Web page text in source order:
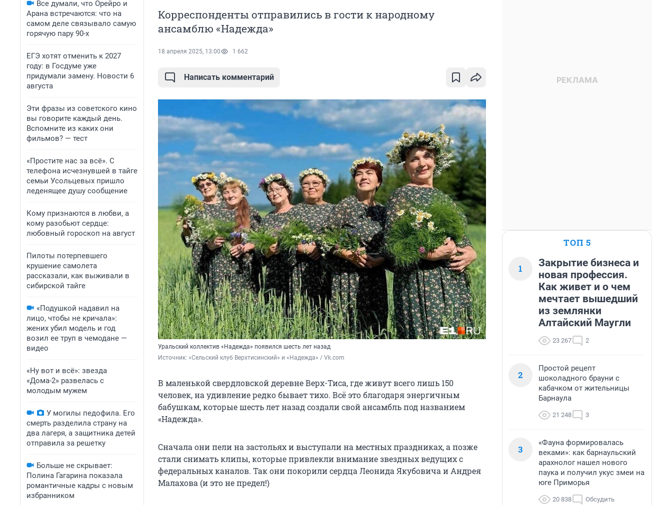
Все думали, что Орейро и
Арана встречаются: что на
самом деле связывало самую
горячую пару 90-х
ЕГЭ хотят отменить к 2027
году: в Госдуме уже
придумали замену. Новости 6
августа
Эти фразы из советского кино
вы говорите каждый день.
Вспомните из каких они
фильмов? — тест
«Простите нас за всё». С
телефона исчезнувшей в тайге
семьи Усольцевых пришло
леденящее душу сообщение
Кому признаются в любви, а
кому разобьют сердце:
любовный гороскоп на август
Пилоты потерпевшего
крушение самолета
рассказали, как выживали в
сибирской тайге
«Подушкой надавил на
лицо, чтобы не кричала»:
жених убил модель и год
возил ее труп в чемодане —
видео
«Ну вот и всё»: звезда
«Дома-2» развелась с
молодым мужем
У могилы педофила. Его
смерть разделила страну на
два лагеря, а защитника детей
отправила за решетку
Больше не скрывает:
Полина Гагарина показала
романтичные кадры с новым
избранником
Корреспонденты отправились в гости к народному
ансамблю «Надежда»
18 апреля 2025, 13:00 1 662
Написать комментарий
Уральский коллектив «Надежда» появился шесть лет назад
Источник: «Сельский клуб Верхтисинский» и «Надежда» / Vk.com
В маленькой свердловской деревне Верх-Тиса, где живут всего лишь 150
человек, на удивление редко бывает тихо. Всё это благодаря энергичным
бабушкам, которые шесть лет назад создали свой ансамбль под названием
«Надежда».
Сначала они пели на застольях и выступали на местных праздниках, а позже
стали снимать клипы, которые привлекли внимание звездных ведущих с
федеральных каналов. Так они покорили сердца Леонида Якубовича и Андрея
Малахова (и это не предел!)
ТОП 5
1
Закрытие бизнеса и
новая профессия.
Как живет и о чем
мечтает вышедший
из землянки
Алтайский Маугли
23 267 2
2
Простой рецепт
шоколадного брауни с
кабачком от жительницы
Барнаула
21 248 3
3
«Фауна формировалась
веками»: как барнаульский
арахнолог нашел нового
паука и получил укус змеи на
юге Приморья
20 838 Обсудить